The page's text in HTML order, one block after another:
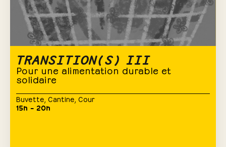
TRANSITION(S) III
Pour une alimentation durable et
solidaire
Buvette Cantine Cour
15h – 20h